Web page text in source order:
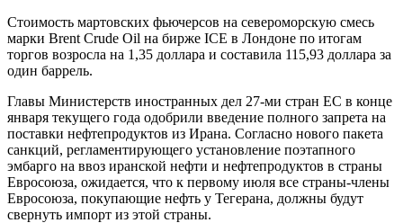
Стоимость мартовских фьючерсов на североморскую смесь
марки Brent Crude Oil на бирже IСE в Лондоне по итогам
торгов возросла на 1,35 доллара и составила 115,93 доллара за
один баррель.
Главы Министерств иностранных дел 27-ми стран ЕС в конце
января текущего года одобрили введение полного запрета на
поставки нефтепродуктов из Ирана. Согласно нового пакета
санкций, регламентирующего установление поэтапного
эмбарго на ввоз иранской нефти и нефтепродуктов в страны
Евросоюза, ожидается, что к первому июля все страны-члены
Евросоюза, покупающие нефть у Тегерана, должны будут
свернуть импорт из этой страны.